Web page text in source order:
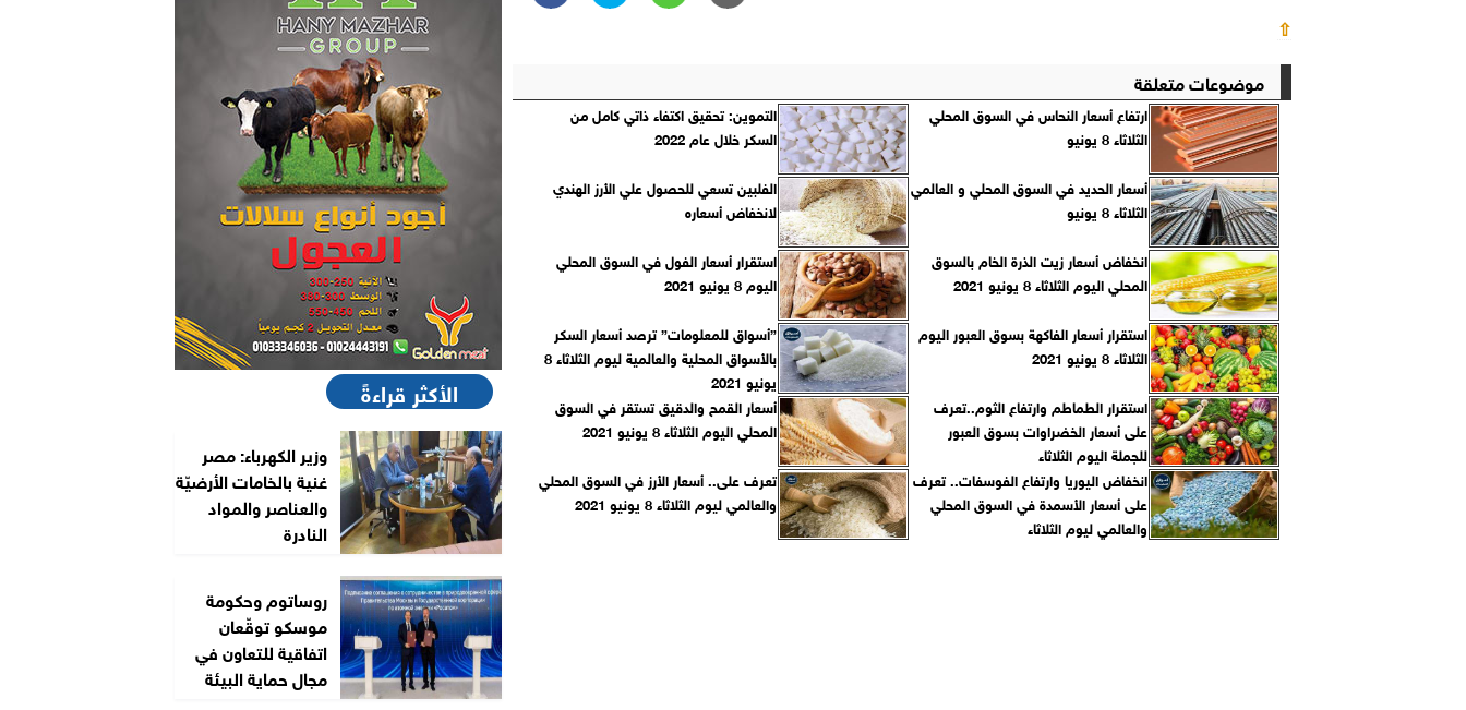
⇧
موضوعات متعلقة
ارتفاع أسعار النحاس في السوق المحلي
الثلاثاء 8 يونيو
التموين: تحقيق اكتفاء ذاتي كامل من
السكر خلال عام 2022
أسعار الحديد في السوق المحلي و العالمي
الثلاثاء 8 يونيو
الفلبين تسعي للحصول علي الأرز الهندي
لانخفاض أسعاره
انخفاض أسعار زيت الذرة الخام بالسوق
المحلي اليوم الثلاثاء 8 يونيو 2021
استقرار أسعار الفول في السوق المحلي
اليوم 8 يونيو 2021
استقرار أسعار الفاكهة بسوق العبور اليوم
الثلاثاء 8 يونيو 2021
”أسواق للمعلومات” ترصد أسعار السكر
باﻷسواق المحلية والعالمية ليوم الثلاثاء 8
يونيو 2021
استقرار الطماطم وارتفاع الثوم..تعرف
على أسعار الخضراوات بسوق العبور
للجملة اليوم الثلاثاء
أسعار القمح والدقيق تستقر في السوق
المحلي اليوم الثلاثاء 8 يونيو 2021
انخفاض اليوريا وارتفاع الفوسفات.. تعرف
على أسعار الأسمدة في السوق المحلي
والعالمي ليوم الثلاثاء
تعرف على.. أسعار الأرز في السوق المحلي
والعالمي ليوم الثلاثاء 8 يونيو 2021
الأكثر قراءةً
وزير الكهرباء: مصر
غنية بالخامات الأرضيّة
والعناصر والمواد
النادرة
روساتوم وحكومة
موسكو توقّعان
اتفاقية للتعاون في
مجال حماية البيئة